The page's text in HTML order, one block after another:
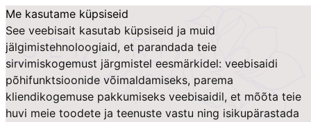
Me kasutame küpsiseid
See veebisait kasutab küpsiseid ja muid
jälgimistehnoloogiaid, et parandada teie
sirvimiskogemust järgmistel eesmärkidel: veebisaidi
põhifunktsioonide võimaldamiseks, parema
kliendikogemuse pakkumiseks veebisaidil, et mõõta teie
huvi meie toodete ja teenuste vastu ning isikupärastada